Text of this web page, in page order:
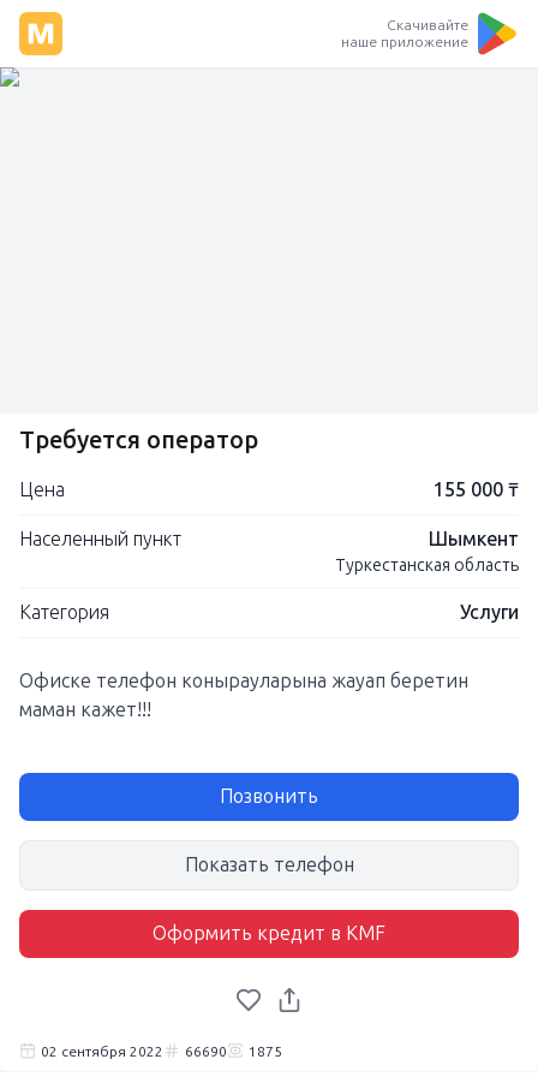
Скачивайте
наше приложение
Требуется оператор
Цена 155 000 ₸
Населенный пункт Шымкент
Туркестанская область
Категория Услуги
Офиске телефон конырауларына жауап беретин
маман кажет!!!
Позвонить
Показать телефон
Оформить кредит в KMF
02 сентября 2022 66690 1875